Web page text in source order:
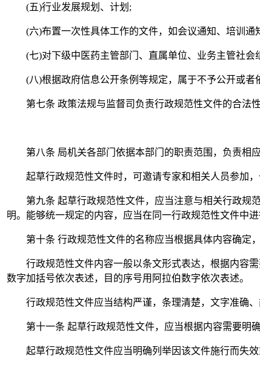
(五)行业发展规划、计划;
(六)布置一次性具体工作的文件，如会议通知、培训通
(七)对下级中医药主管部门、直属单位、业务主管社
(八)根据政府信息公开条例等规定，属于不予公开或者
第七条 政策法规与监督司负责行政规范性文件的合法
第八条 局机关各部门依据本部门的职责范围，负责相
起草行政规范性文件时，可邀请专家和相关人员参加
第九条 起草行政规范性文件，应当注意与相关行政规
明。能够统一规定的内容，应当在同一行政规范性文件中进
第十条 行政规范性文件的名称应当根据具体内容确定
行政规范性文件内容一般以条文形式表达，根据内容
数字加括号依次表述，目的序号用阿拉伯数字依次表述。
行政规范性文件应当结构严谨，条理清楚，文字准确
第十一条 起草行政规范性文件，应当根据内容需要明
起草行政规范性文件应当明确列举因该文件施行而失